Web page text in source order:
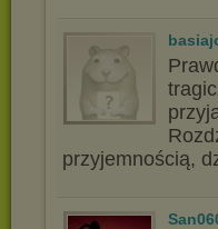
przyjemnością,